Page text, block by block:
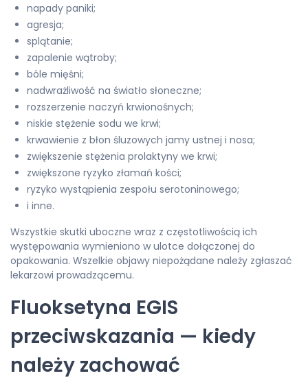
napady paniki;
agresja;
splątanie;
zapalenie wątroby;
bóle mięśni;
nadwrażliwość na światło słoneczne;
rozszerzenie naczyń krwionośnych;
niskie stężenie sodu we krwi;
krwawienie z błon śluzowych jamy ustnej i nosa;
zwiększenie stężenia prolaktyny we krwi;
zwiększone ryzyko złamań kości;
ryzyko wystąpienia zespołu serotoninowego;
i inne.
Wszystkie skutki uboczne wraz z częstotliwością ich
występowania wymieniono w ulotce dołączonej do
opakowania. Wszelkie objawy niepożądane należy zgłaszać
lekarzowi prowadzącemu.
Fluoksetyna EGIS
przeciwskazania — kiedy
należy zachować